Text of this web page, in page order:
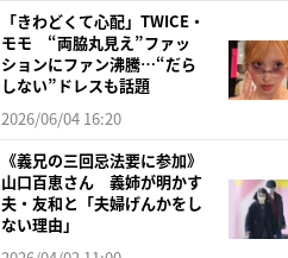
「きわどくて心配」TWICE・
モモ “両脇丸見え”ファッ
ションにファン沸騰…“だら
しない”ドレスも話題
2026/06/04 16:20
《義兄の三回忌法要に参加》
山口百恵さん 義姉が明かす
夫・友和と「夫婦げんかをし
ない理由」